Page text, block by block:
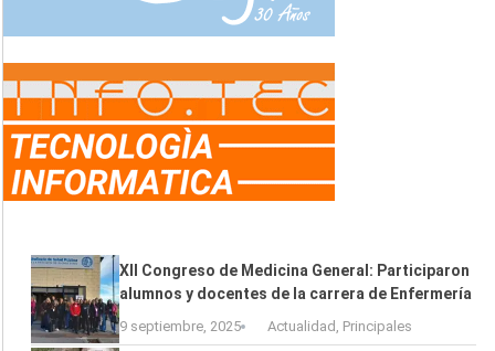
XII Congreso de Medicina General: Participaron
alumnos y docentes de la carrera de Enfermería
9 septiembre, 2025 Actualidad Principales